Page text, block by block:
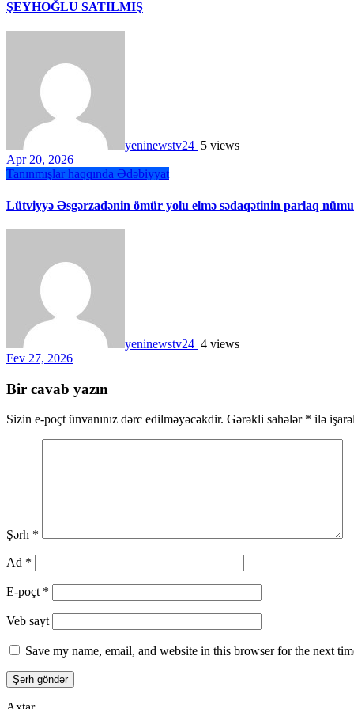
ŞEYHOĞLU SATILMIŞ
yeninewstv24 5 views
Apr 20, 2026
Tanınmışlar haqqında Ədəbiyyat
Lütviyyə Əsgərzadənin ömür yolu elmə sədaqətinin parlaq
yeninewstv24 4 views
Fev 27, 2026
Bir cavab yazın
Sizin e-poçt ünvanınız dərc edilməyəcəkdir. Gərəkli sahələr * ilə
Şərh *
Ad *
E-poçt *
Veb sayt
Save my name, email, and website in this browser for the next